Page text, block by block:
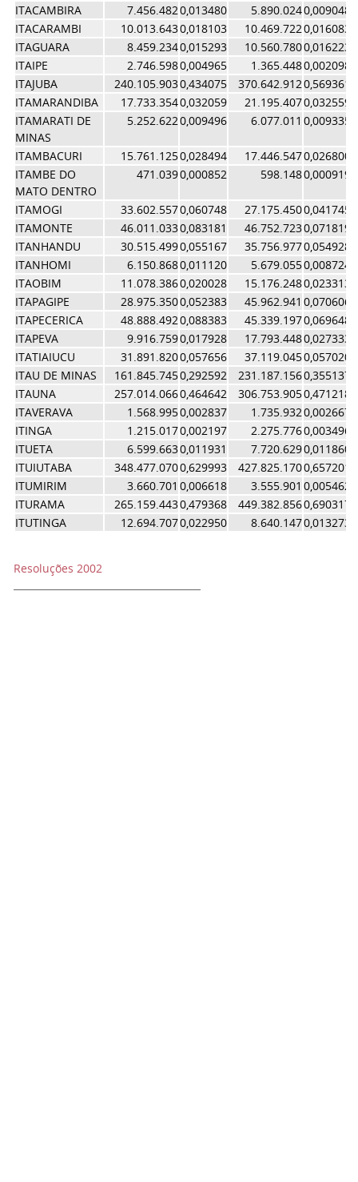
ITACAMBIRA
7.456.4820,013480 5.890.0240,009048
ITACARAMBI
10.013.6430,018103 10.469.7220,016083
ITAGUARA
8.459.2340,015293 10.560.7800,016223
ITAIPE
2.746.5980,004965 1.365.4480,002098
ITAJUBA
240.105.9030,434075 370.642.9120,569361
ITAMARANDIBA
17.733.3540,032059 21.195.4070,032559
ITAMARATI DE
MINAS
5.252.6220,009496 6.077.011 0,009335
ITAMBACURI 15.761.1250,028494 17.446.5470,026800
ITAMBE DO
MATO DENTRO
471.0390,000852 598.1480,000919
ITAMOGI 33.602.5570,060748 27.175.4500,041745
ITAMONTE
46.011.0330,083181 46.752.7230,071819
ITANHANDU
30.515.4990,055167 35.756.9770,054928
ITANHOMI
6.150.8680,011120 5.679.0550,008724
ITAOBIM
11.078.3860,020028 15.176.2480,023313
ITAPAGIPE
28.975.3500,052383 45.962.941 0,070606
ITAPECERICA
48.888.4920,088383 45.339.1970,069648
ITAPEVA
9.916.7590,017928 17.793.4480,027333
ITATIAIUCU
31.891.8200,057656 37.119.0450,057020
ITAU DE MINAS
161.845.7450,292592 231.187.1560,355137
ITAUNA
257.014.0660,464642 306.753.9050,471218
ITAVERAVA
1.568.9950,002837 1.735.9320,002667
ITINGA
1.215.0170,002197 2.275.7760,003496
ITUETA
6.599.6630,011931 7.720.6290,011860
ITUIUTABA
348.477.0700,629993 427.825.1700,657201
ITUMIRIM
3.660.701 0,006618 3.555.901 0,005462
ITURAMA
265.159.4430,479368 449.382.8560,690317
ITUTINGA
12.694.7070,022950 8.640.1470,013273
Resoluções 2002